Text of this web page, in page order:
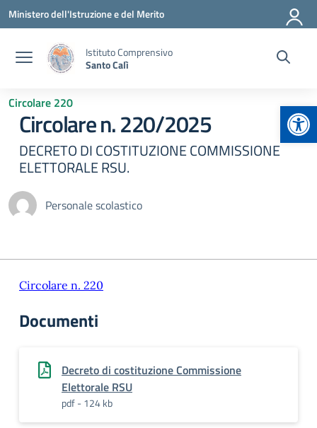
Vai ai contenuti
Vai al menu di navigazione
Vai al footer
Ministero dell'Istruzione e del Merito
Istituto Comprensivo
Santo Calì
Circolare 220
Circolare n. 220/2025
DECRETO DI COSTITUZIONE COMMISSIONE
ELETTORALE RSU.
Personale scolastico
Circolare n. 220
Documenti
Decreto di costituzione Commissione
Elettorale RSU
pdf - 124 kb